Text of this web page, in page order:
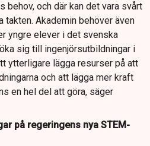
och där kan det vara svårt
takten. Akademin behöver även
yngre elever i det svenska
sig till ingenjörsutbildningar i
ytterligare lägga resurser på att
och att lägga mer kraft
en hel del att göra, säger
på regeringens nya STEM-